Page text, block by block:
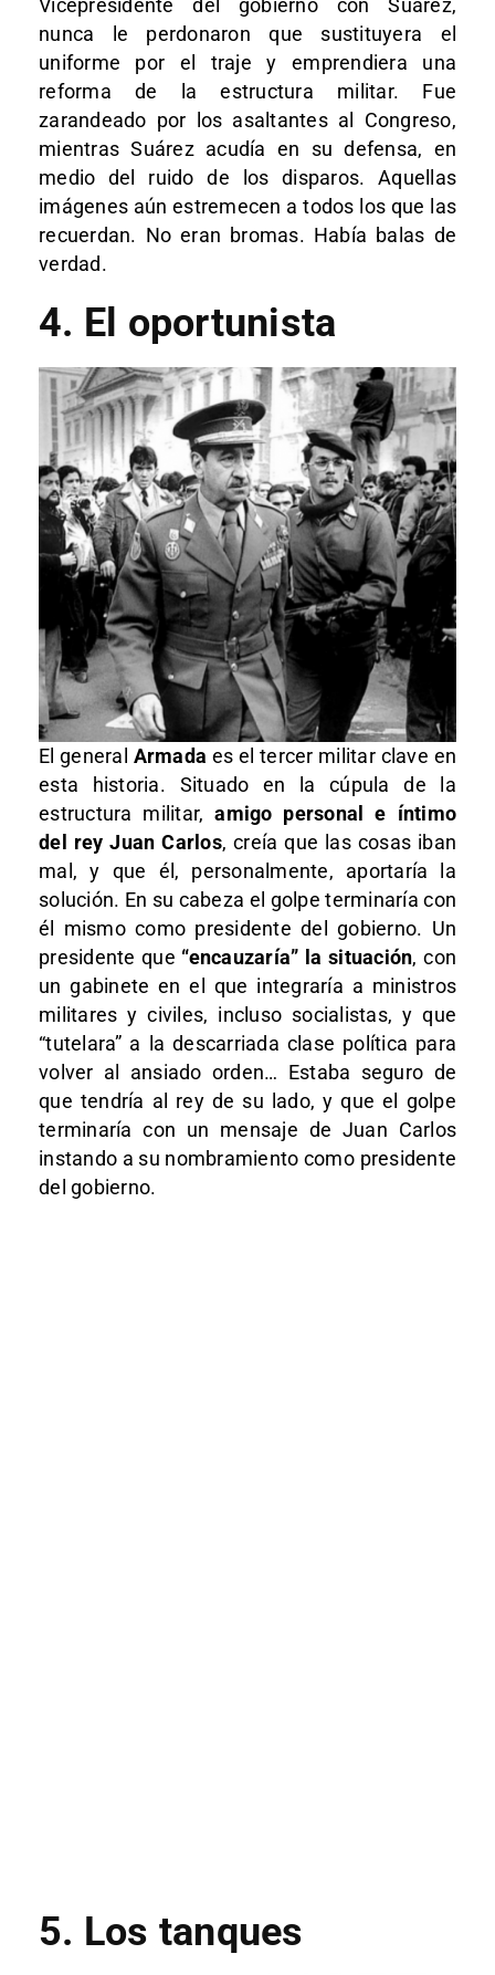
Vicepresidente del gobierno con Suárez,
nunca le perdonaron que sustituyera el
uniforme por el traje y emprendiera una
reforma de la estructura militar. Fue
zarandeado por los asaltantes al Congreso,
mientras Suárez acudía en su defensa, en
medio del ruido de los disparos. Aquellas
imágenes aún estremecen a todos los que las
recuerdan. No eran bromas. Había balas de
verdad.
4. El oportunista
El general Armada es el tercer militar clave en
esta historia. Situado en la cúpula de la
estructura militar,amigo personal e íntimo
del rey Juan Carlos, creía que las cosas iban
mal, y que él, personalmente, aportaría la
solución. En su cabeza el golpe terminaría con
él mismo como presidente del gobierno. Un
presidente que “encauzaría” la situación, con
un gabinete en el que integraría a ministros
militares y civiles, incluso socialistas, y que
“tutelara” a la descarriada clase política para
volver al ansiado orden… Estaba seguro de
que tendría al rey de su lado, y que el golpe
terminaría con un mensaje de Juan Carlos
instando a su nombramiento como presidente
del gobierno.
5. Los tanques